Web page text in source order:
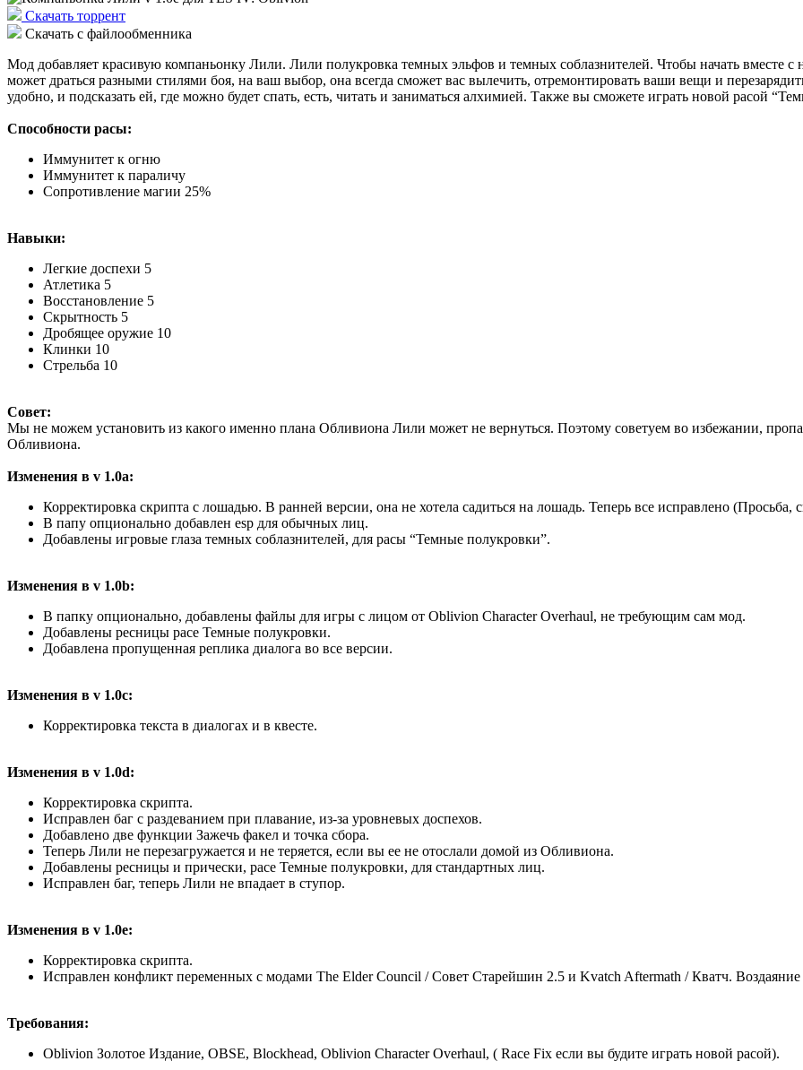
Скачать торрент
Скачать с файлообменника
Мод добавляет красивую компаньонку Лили. Лили полукровка темных эльфов и темных соблазнителей. Чтобы начать вместе
может драться разными стилями боя, на ваш выбор, она всегда сможет вас вылечить, отремонтировать ваши вещи и
удобно, и подсказать ей, где можно будет спать, есть, читать и заниматься алхимией. Также вы сможете играть новой расой
Способности расы:
Иммунитет к огню
Иммунитет к параличу
Сопротивление магии 25%
Навыки:
Легкие доспехи 5
Атлетика 5
Восстановление 5
Скрытность 5
Дробящее оружие 10
Клинки 10
Стрельба 10
Совет:
Мы не можем установить из какого именно плана Обливиона Лили может не вернуться. Поэтому советуем во избежании,
Обливиона.
Изменения в v 1.0a:
Корректировка скрипта с лошадью. В ранней версии, она не хотела садиться на лошадь. Теперь все исправлено
В папу опционально добавлен esp для обычных лиц.
Добавлены игровые глаза темных соблазнителей, для расы “Темные полукровки”.
Изменения в v 1.0b:
В папку опционально, добавлены файлы для игры с лицом от Oblivion Character Overhaul, не требующим сам мод.
Добавлены ресницы расе Темные полукровки.
Добавлена пропущенная реплика диалога во все версии.
Изменения в v 1.0c:
Корректировка текста в диалогах и в квесте.
Изменения в v 1.0d:
Корректировка скрипта.
Исправлен баг с раздеванием при плавание, из-за уровневых доспехов.
Добавлено две функции Зажечь факел и точка сбора.
Теперь Лили не перезагружается и не теряется, если вы ее не отослали домой из Обливиона.
Добавлены ресницы и прически, расе Темные полукровки, для стандартных лиц.
Исправлен баг, теперь Лили не впадает в ступор.
Изменения в v 1.0e:
Корректировка скрипта.
Исправлен конфликт переменных с модами The Elder Council / Совет Старейшин 2.5 и Kvatch Aftermath / Кватч. Воздаяние
Требования:
Oblivion Золотое Издание, OBSE, Blockhead, Oblivion Character Overhaul, ( Race Fix если вы будите играть новой расой).